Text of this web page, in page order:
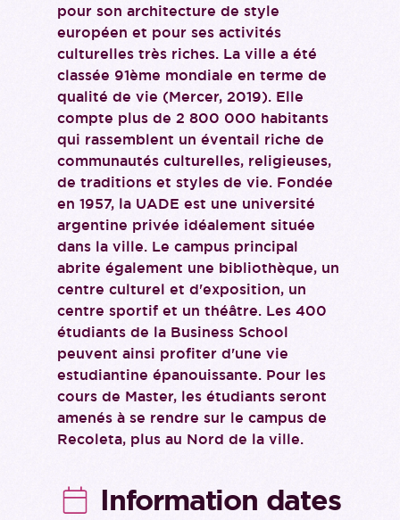
pour son architecture de style
européen et pour ses activités
culturelles très riches. La ville a été
classée 91ème mondiale en terme de
qualité de vie (Mercer, 2019). Elle
compte plus de 2 800 000 habitants
qui rassemblent un éventail riche de
communautés culturelles, religieuses,
de traditions et styles de vie. Fondée
en 1957, la UADE est une université
argentine privée idéalement située
dans la ville. Le campus principal
abrite également une bibliothèque, un
centre culturel et d'exposition, un
centre sportif et un théâtre. Les 400
étudiants de la Business School
peuvent ainsi profiter d'une vie
estudiantine épanouissante. Pour les
cours de Master, les étudiants seront
amenés à se rendre sur le campus de
Recoleta, plus au Nord de la ville.
Information dates